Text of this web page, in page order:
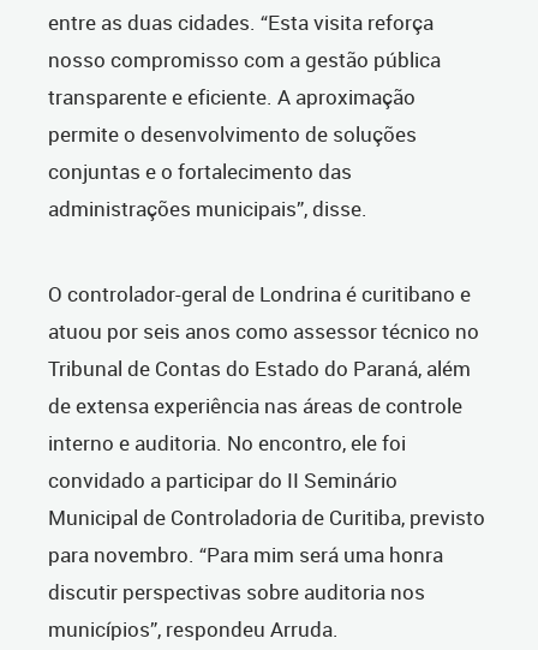
entre as duas cidades. “Esta visita reforça
nosso compromisso com a gestão pública
transparente e eficiente. A aproximação
permite o desenvolvimento de soluções
conjuntas e o fortalecimento das
administrações municipais”, disse.
O controlador-geral de Londrina é curitibano e
atuou por seis anos como assessor técnico no
Tribunal de Contas do Estado do Paraná, além
de extensa experiência nas áreas de controle
interno e auditoria. No encontro, ele foi
convidado a participar do II Seminário
Municipal de Controladoria de Curitiba, previsto
para novembro. “Para mim será uma honra
discutir perspectivas sobre auditoria nos
municípios”, respondeu Arruda.